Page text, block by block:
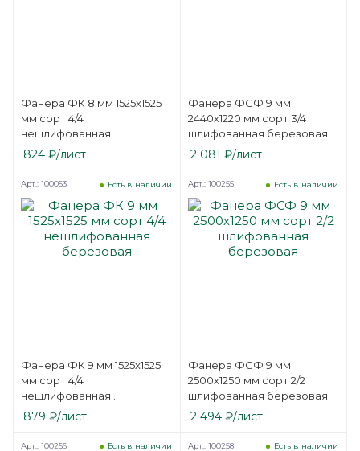
Фанера ФК 8 мм 1525х1525
мм сорт 4/4
нешлифованная
березовая
824 ₽/лист
Фанера ФСФ 9 мм
2440х1220 мм сорт 3/4
шлифованная березовая
2 081 ₽/лист
Фанера ФК 9 мм 1525х1525
мм сорт 4/4
нешлифованная
березовая
Есть в наличии
Арт.: 100053
879 ₽/лист
Фанера ФСФ 9 мм
2500х1250 мм сорт 2/2
шлифованная березовая
Есть в наличии
Арт.: 100255
2 494₽/лист
Есть в наличии
Арт.: 100256 Есть в наличии
Арт.: 100258